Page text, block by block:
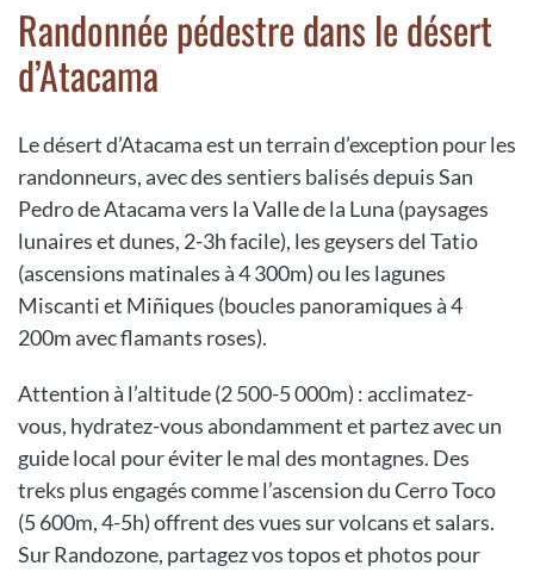
Randonnée pédestre dans le désert
d’Atacama
Le désert d’Atacama est un terrain d’exception pour les
randonneurs, avec des sentiers balisés depuis San
Pedro de Atacama vers la Valle de la Luna (paysages
lunaires et dunes, 2-3h facile), les geysers del Tatio
(ascensions matinales à 4 300m) ou les lagunes
Miscanti et Miñiques (boucles panoramiques à 4
200m avec flamants roses).
Attention à l’altitude (2 500-5 000m) : acclimatez-
vous, hydratez-vous abondamment et partez avec un
guide local pour éviter le mal des montagnes. Des
treks plus engagés comme l’ascension du Cerro Toco
(5 600m, 4-5h) offrent des vues sur volcans et salars.
Sur Randozone, partagez vos topos et photos pour